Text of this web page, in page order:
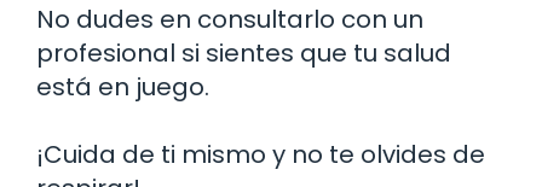
No dudes en consultarlo con un
profesional si sientes que tu salud
está en juego.
¡Cuida de ti mismo y no te olvides de